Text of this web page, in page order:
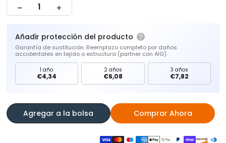
Añadir protección del producto
Garantía de sustitución: Reemplazo completo por daños
accidentales en tejido o estructura (partner con AIG).
1 año
€4,34
2 años
€6,08
3 años
€7,82
Agregar a la bolsa Comprar Ahora